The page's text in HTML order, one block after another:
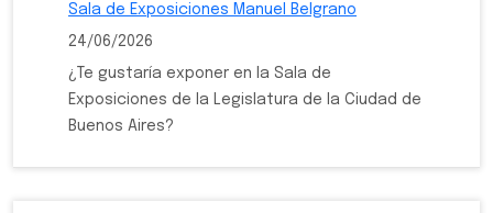
Sala de Exposiciones Manuel Belgrano
24/06/2026
¿Te gustaría exponer en la Sala de
Exposiciones de la Legislatura de la Ciudad de
Buenos Aires?